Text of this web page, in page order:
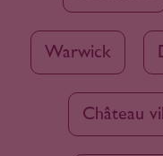
Warwick
Château